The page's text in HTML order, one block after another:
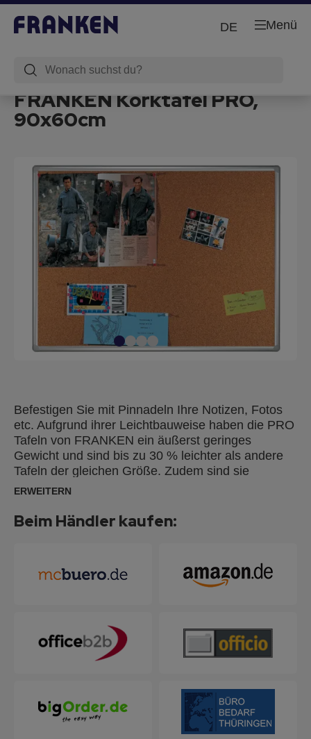
Menü
DE
FRANKEN Korktafel PRO,
90x60cm
Befestigen Sie mit Pinnadeln Ihre Notizen, Fotos
etc. Aufgrund ihrer Leichtbauweise haben die PRO
Tafeln von FRANKEN ein äußerst geringes
Gewicht und sind bis zu 30 % leichter als andere
Tafeln der gleichen Größe. Zudem sind sie
besonders stabil durch ein Rückseitenblech, das
vorhanden ist. Die Montage ist einfach, problemlos
Hochwertiger, silbereloxierter Aluminium-
Stellwände, Moderationswände der PROSerie.
ERWEITERN
Beim Händler kaufen: